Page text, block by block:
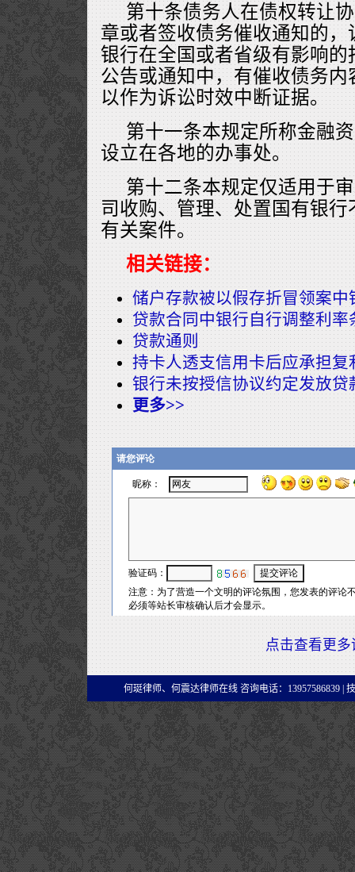
第十条债务人在债权转让
章或者签收债务催收通知的
银行在全国或者省级有影响
公告或通知中，有催收债务
以作为诉讼时效中断证据。
第十一条本规定所称金融
设立在各地的办事处。
第十二条本规定仅适用于
司收购、管理、处置国有银
有关案件。
相关链接：
储户存款被以假存折冒领案中
贷款合同中银行自行调整利率
贷款通则
持卡人透支信用卡后应承担复
银行未按授信协议约定发放
更多>>
点击查看更多
何珽律师、何震达律师在线 咨询电话：13957586839 |